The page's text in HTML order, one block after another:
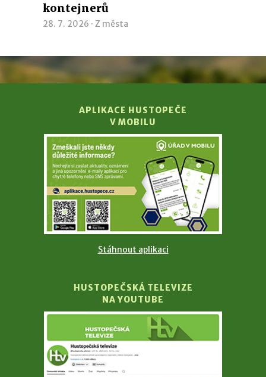
kontejnerů
28. 7. 2026 · Z města
APLIKACE HUSTOPEČE
V MOBILU
Stáhnout aplikaci
HUSTOPEČSKÁ TELEVIZE
NA YOUTUBE